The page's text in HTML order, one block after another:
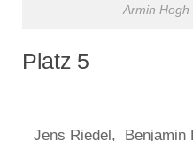
Armin Hogh
Platz 5
Jens Riedel, Benjamin